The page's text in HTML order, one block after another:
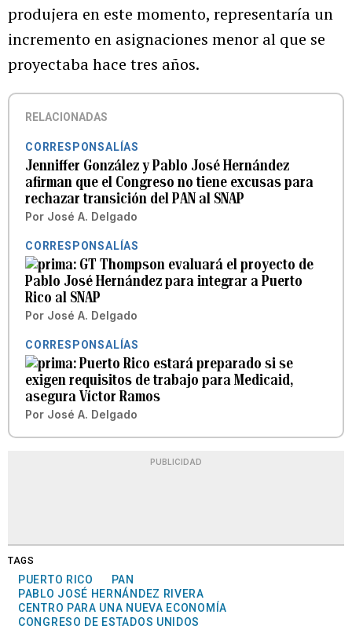
produjera en este momento, representaría un
incremento en asignaciones menor al que se
proyectaba hace tres años.
RELACIONADAS
CORRESPONSALÍAS
Jenniffer González y Pablo José Hernández
afirman que el Congreso no tiene excusas para
rechazar transición del PAN al SNAP
Por José A. Delgado
CORRESPONSALÍAS
GT Thompson evaluará el proyecto de
Pablo José Hernández para integrar a Puerto
Rico al SNAP
Por José A. Delgado
CORRESPONSALÍAS
Puerto Rico estará preparado si se
exigen requisitos de trabajo para Medicaid,
asegura Víctor Ramos
Por José A. Delgado
PUBLICIDAD
TAGS
PUERTO RICO
PAN
PABLO JOSÉ HERNÁNDEZ RIVERA
CENTRO PARA UNA NUEVA ECONOMÍA
CONGRESO DE ESTADOS UNIDOS